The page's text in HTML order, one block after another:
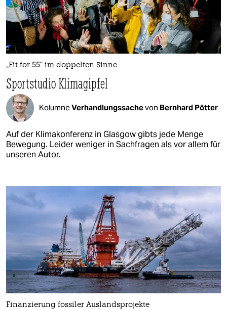
„Fit for 55“ im doppelten Sinne
Sportstudio Klimagipfel
KolumneVerhandlungssachevon Bernhard Pötter
Auf der Klimakonferenz in Glasgow gibts jede Menge
Bewegung. Leider weniger in Sachfragen als vor allem für
unseren Autor.
Finanzierung fossiler Auslandsprojekte